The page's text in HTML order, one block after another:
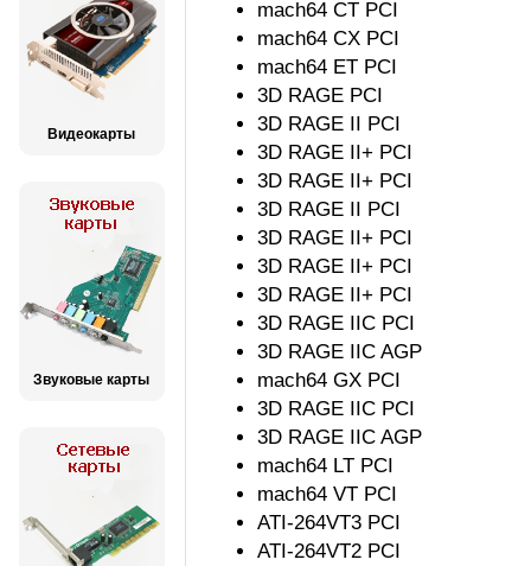
Видеокарты
Звуковые карты
mach64 CT PCI
mach64 CX PCI
mach64 ET PCI
3D RAGE PCI
3D RAGE II PCI
3D RAGE II+ PCI
3D RAGE II+ PCI
3D RAGE II PCI
3D RAGE II+ PCI
3D RAGE II+ PCI
3D RAGE II+ PCI
3D RAGE IIC PCI
3D RAGE IIC AGP
mach64 GX PCI
3D RAGE IIC PCI
3D RAGE IIC AGP
mach64 LT PCI
mach64 VT PCI
ATI-264VT3 PCI
ATI-264VT2 PCI